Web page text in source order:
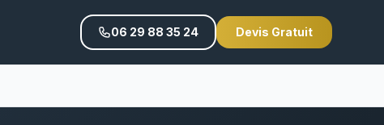
06 29 88 35 24 Devis Gratuit